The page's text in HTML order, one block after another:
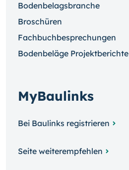
Bodenbelagsbranche
Broschüren
Fachbuchbesprechungen
Bodenbeläge Projektberichte
MyBaulinks
Bei Baulinks registrieren
Seite weiterempfehlen